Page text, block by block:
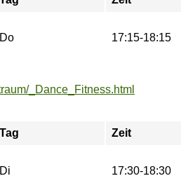
Do 17:15-18:15
_Dance_Fitness.html
Tag Zeit
Di 17:30-18:30